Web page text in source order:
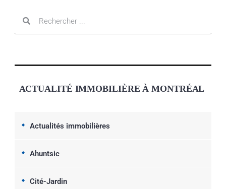
ACTUALITÉ IMMOBILIÈRE À MONTRÉAL
Actualités immobilières
Ahuntsic
Cité-Jardin